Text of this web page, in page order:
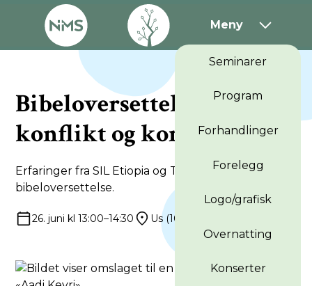
Meny
Seminarer
Program
Forhandlinger
Forelegg
Logo/grafisk
Overnatting
Konserter
Bibeloversettelse –
konflikt og konsensus
Erfaringer fra SIL Etiopia og TiBT om
bibeloversettelse.
26. juni kl 13:00–14:30 Us (100 stk)